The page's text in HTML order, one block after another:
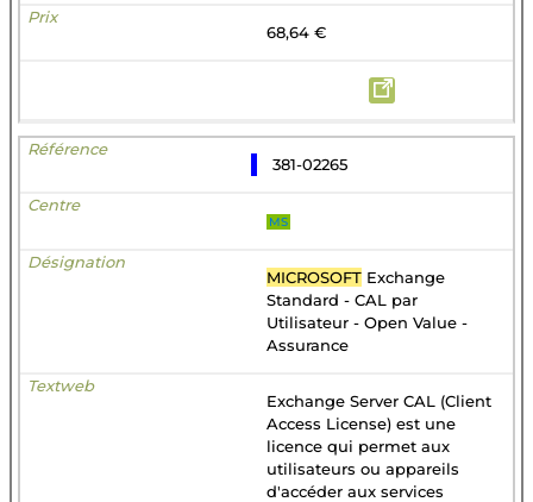
68,64 €
381-02265
MS
MICROSOFT Exchange
Standard - CAL par
Utilisateur - Open Value -
Assurance
Exchange Server CAL (Client
Access License) est une
licence qui permet aux
utilisateurs ou appareils
d'accéder aux services